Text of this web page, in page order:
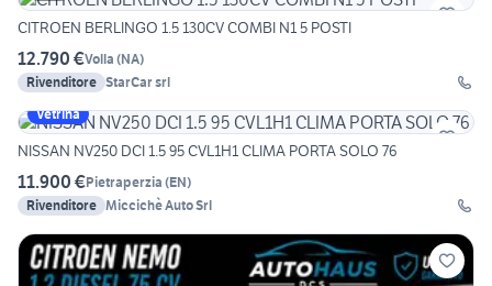
CITROEN BERLINGO 1.5 130CV COMBI N1 5 POSTI
12.790 €Volla (NA)
Rivenditore StarCar srl
Vetrina
NISSAN NV250 DCI 1.5 95 CVL1H1 CLIMA PORTA SOLO 76
11.900 €Pietraperzia (EN)
Rivenditore Miccichè Auto Srl